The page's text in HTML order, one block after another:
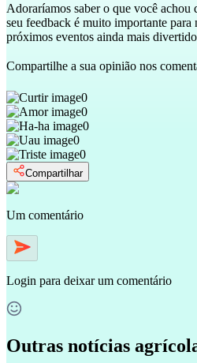
Adoraríamos saber o que você
seu feedback é muito importante para
próximos eventos ainda mais
Compartilhe a sua opinião nos
0
0
0
0
0
Compartilhar
Um comentário
Login para deixar um comentário
Outras notícias